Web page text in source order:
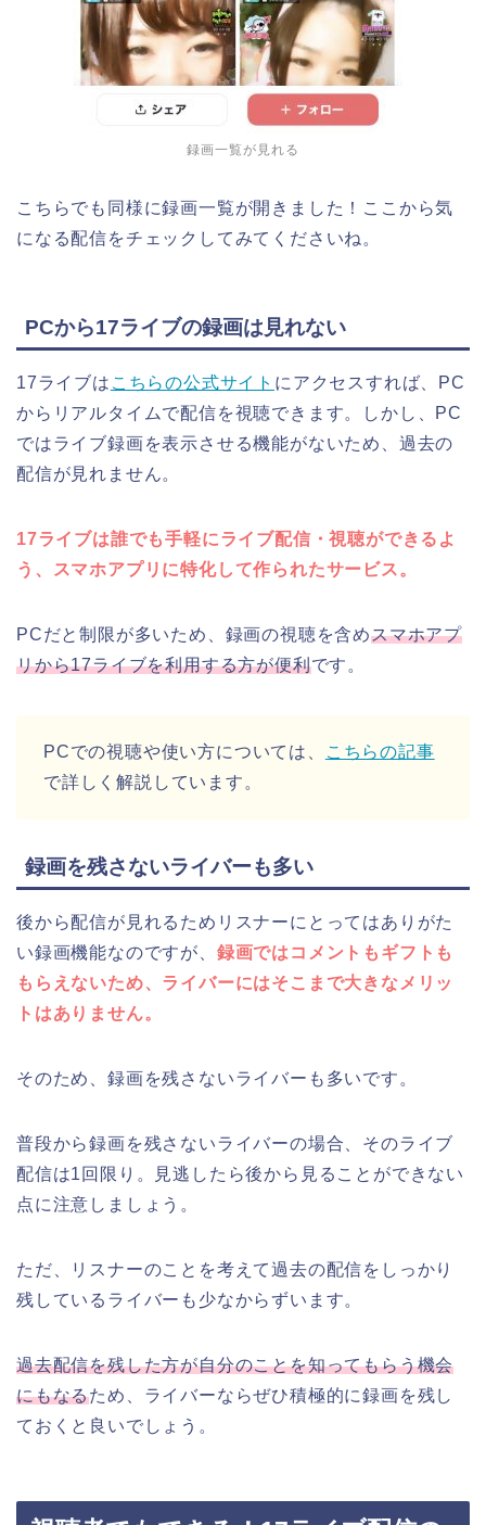
録画一覧が見れる
こちらでも同様に録画一覧が開きました！ここから気
になる配信をチェックしてみてくださいね。
PCから17ライブの録画は見れない
17ライブは こちらの公式サイト にアクセスすれば、PC
からリアルタイムで配信を視聴できます。しかし、PC
ではライブ録画を表示させる機能がないため、過去の
配信が見れません。
17ライブは誰でも手軽にライブ配信・視聴ができるよ
う、スマホアプリに特化して作られたサービス。
PCだと制限が多いため、録画の視聴を含めスマホアプ
リから17ライブを利用する方が便利です。
PCでの視聴や使い方については、
こちらの記事
で詳しく解説しています。
録画を残さないライバーも多い
後から配信が見れるためリスナーにとってはありがた
い録画機能なのですが、 録画ではコメントもギフトも
もらえないため、ライバーにはそこまで大きなメリッ
トはありません。
そのため、録画を残さないライバーも多いです。
普段から録画を残さないライバーの場合、そのライブ
配信は1回限り。見逃したら後から見ることができない
点に注意しましょう。
ただ、リスナーのことを考えて過去の配信をしっかり
残しているライバーも少なからずいます。
過去配信を残した方が自分のことを知ってもらう機会
にもなるため、ライバーならぜひ積極的に録画を残し
ておくと良いでしょう。